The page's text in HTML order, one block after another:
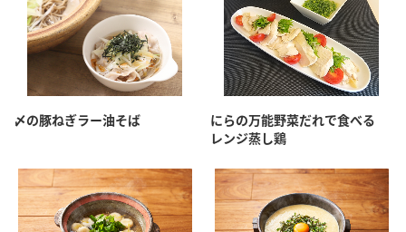
〆の豚ねぎラー油そば
にらの万能野菜だれで食べる
レンジ蒸し鶏